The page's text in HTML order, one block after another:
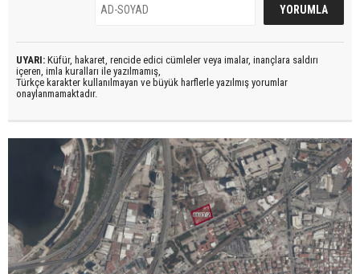
UYARI: Küfür, hakaret, rencide edici cümleler veya imalar, inançlara saldırı
içeren, imla kuralları ile yazılmamış,
Türkçe karakter kullanılmayan ve büyük harflerle yazılmış yorumlar
onaylanmamaktadır.